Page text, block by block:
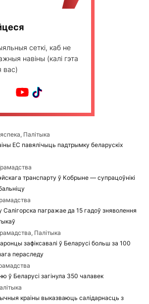
сеткі, каб не
навіны (калі гэта
вас)
Палітыка
ЕС павялічыць падтрымку беларускіх
транспарту ў Кобрыне — супрацоўнікі
пагражае да 15 гадоў зняволення
Палітыка
зафіксавалі ў Беларусі больш за 100
пераследу
ў Беларусі загінула 350 чалавек
краіны выказваюць салідарнасць з